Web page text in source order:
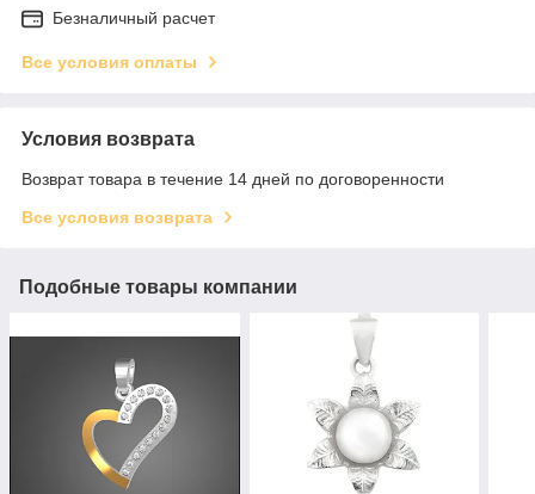
Безналичный расчет
Все условия оплаты
Условия возврата
Возврат товара в течение 14 дней по договоренности
Все условия возврата
Подобные товары компании